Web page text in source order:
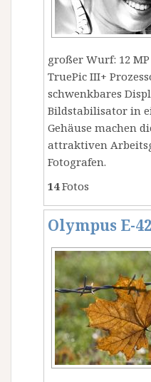
großer Wurf: 12
TruePic III+
schwenkbares
Bildstabilisator in
Gehäuse machen
attraktiven
Fotografen.
14Fotos
Olympus E-